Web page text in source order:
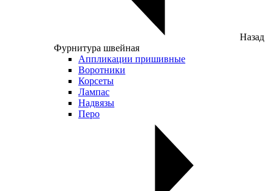
Назад
Фурнитура швейная
Аппликации пришивные
Воротники
Корсеты
Лампас
Надвязы
Перо